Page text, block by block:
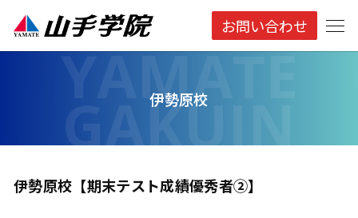
お問い合わせ
伊勢原校
伊勢原校【期末テスト成績優秀者②】